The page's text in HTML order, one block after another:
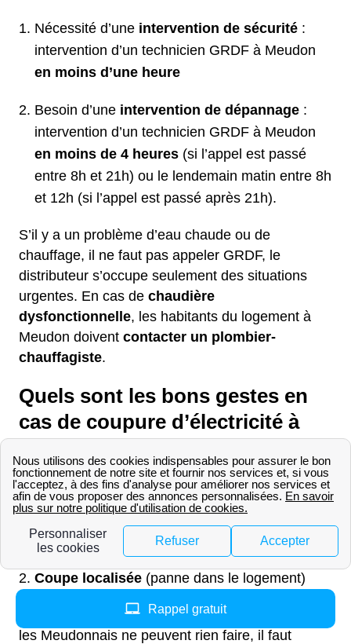
Nécessité d’une intervention de sécurité :
intervention d’un technicien GRDF à Meudon
en moins d’une heure
Besoin d’une intervention de dépannage :
intervention d’un technicien GRDF à Meudon
en moins de 4 heures (si l’appel est passé
entre 8h et 21h) ou le lendemain matin entre 8h
et 12h (si l’appel est passé après 21h).
S’il y a un problème d’eau chaude ou de
chauffage, il ne faut pas appeler GRDF, le
distributeur s’occupe seulement des situations
urgentes. En cas de chaudière
dysfonctionnelle, les habitants du logement à
Meudon doivent contacter un plombier-
chauffagiste.
Quels sont les bons gestes en
cas de coupure d’électricité à
Il existe deux cas de coupure d’électricitéà
Meudon :
Coupure générale (panne de secteur)
Coupe localisée (panne dans le logement)
Pour la coupure générale, les Meudonnaises et
les Meudonnais ne peuvent rien faire, il faut
Rappel gratuit